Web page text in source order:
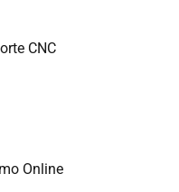
CNC
Online